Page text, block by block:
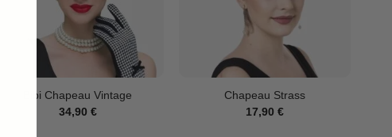
Bibi Chapeau Vintage
34,90 €
Chapeau Strass
17,90€